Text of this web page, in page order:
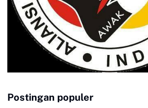
Postingan populer